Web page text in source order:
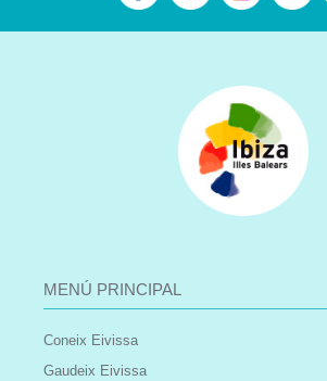
MENÚ PRINCIPAL
Coneix Eivissa
Gaudeix Eivissa